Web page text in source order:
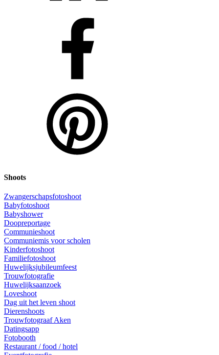
Shoots
Zwangerschapsfotoshoot
Babyfotoshoot
Babyshower
Doopreportage
Communieshoot
Communiemis voor scholen
Kinderfotoshoot
Familiefotoshoot
Huwelijksjubileumfeest
Trouwfotografie
Huwelijksaanzoek
Loveshoot
Dag uit het leven shoot
Dierenshoots
Trouwfotograaf Aken
Datingsapp
Fotobooth
Restaurant / food / hotel